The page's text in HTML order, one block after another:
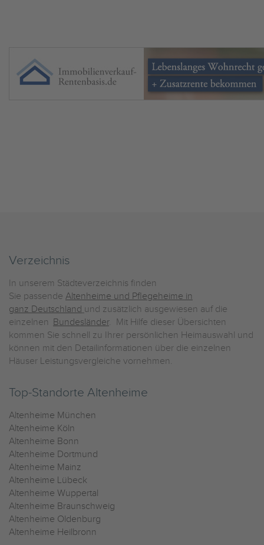
Verzeichnis
In unserem Städteverzeichnis finden
Sie passende Altenheime und Pflegeheime in
ganz Deutschland und zusätzlich ausgewiesen auf die
einzelnen Bundesländer. Mit Hilfe dieser Übersichten
kommen Sie schnell zu Ihrer persönlichen Heimauswahl und
können mit den Detailinformationen über die einzelnen
Häuser Leistungsvergleiche vornehmen.
Top-Standorte Altenheime
Altenheime München
Altenheime Köln
Altenheime Bonn
Altenheime Dortmund
Altenheime Mainz
Altenheime Lübeck
Altenheime Wuppertal
Altenheime Braunschweig
Altenheime Oldenburg
Altenheime Heilbronn